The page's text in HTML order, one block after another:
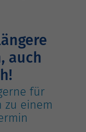
auch
für
einem